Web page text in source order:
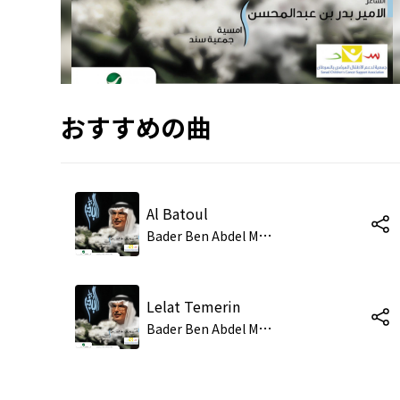
おすすめの曲
Al Batoul
B
ader Ben Abdel Mehsen
Lelat Temerin
B
ader Ben Abdel Mehsen